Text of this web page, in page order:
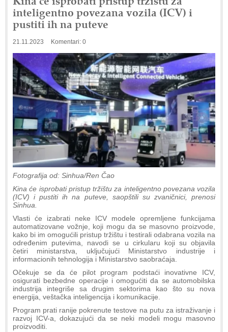
inteligentno povezana vozila (ICV) i
pustiti ih na puteve
21.11.2023 Komentari: 0
Fotografija od: Sinhua/Ren Čao
Kina će isprobati pristup tržištu za inteligentno povezana vozila
(ICV) i pustiti ih na puteve, saopštili su zvaničnici, prenosi
Sinhua.
Vlasti će izabrati neke ICV modele opremljene funkcijama
automatizovane vožnje, koji mogu da se masovno proizvode,
kako bi im omogućili pristup tržištu i testirali odabrana vozila na
određenim putevima, navodi se u cirkularu koji su objavila
četiri ministarstva, uključujući Ministarstvo industrije i
informacionih tehnologija i Ministarstvo saobraćaja.
Očekuje se da će pilot program podstaći inovativne ICV,
osigurati bezbedne operacije i omogućiti da se automobilska
industrija integriše sa drugim sektorima kao što su nova
energija, veštačka inteligencija i komunikacije.
Program prati ranije pokrenute testove na putu za istraživanje i
razvoj ICV-a, dokazujući da se neki modeli mogu masovno
proizvoditi.